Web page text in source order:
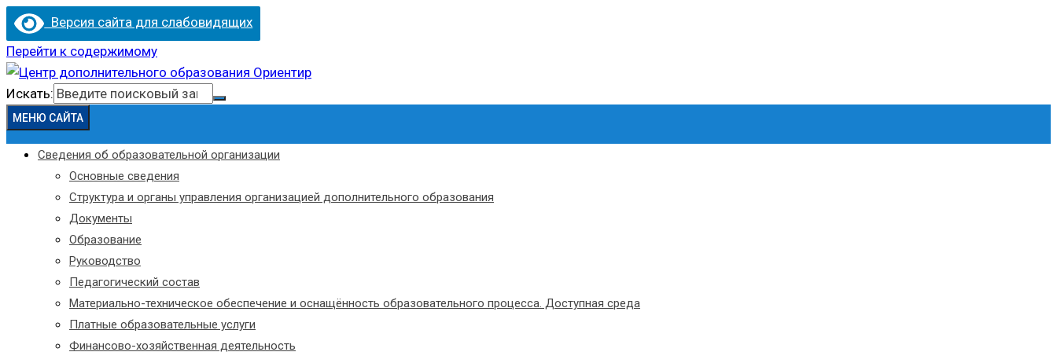
Версия сайта для слабовидящих
Перейти к содержимому
Искать:
МЕНЮ САЙТА
Сведения об образовательной организации
Основные сведения
Структура и органы управления организацией дополнительного образования
Документы
Образование
Руководство
Педагогический состав
Материально-техническое обеспечение и оснащённость образовательного процесса. Доступная среда
Платные образовательные услуги
Финансово-хозяйственная деятельность